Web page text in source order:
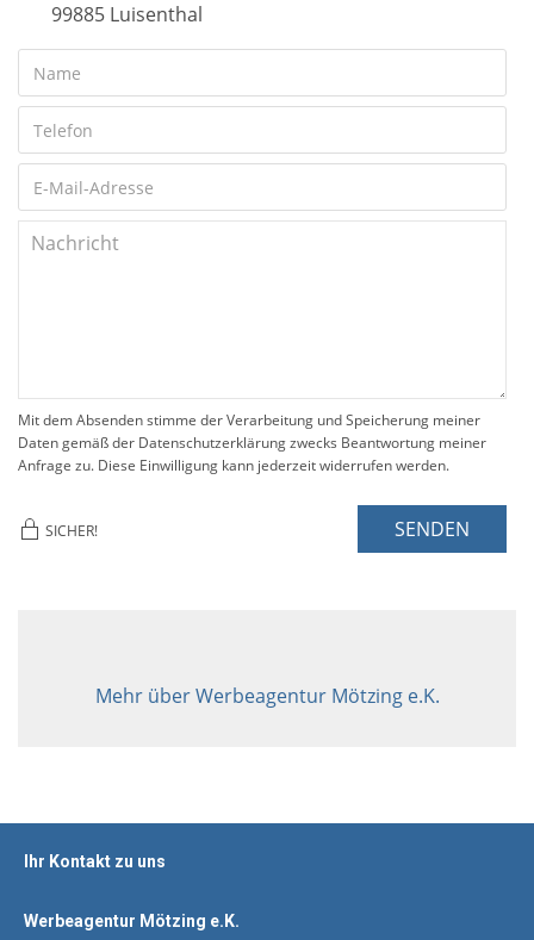
99885 Luisenthal
Mit dem Absenden stimme der Verarbeitung und Speicherung meiner
Daten gemäß der Datenschutzerklärung zwecks Beantwortung meiner
Anfrage zu. Diese Einwilligung kann jederzeit widerrufen werden.
SICHER! SENDEN
Mehr über Werbeagentur Mötzing e.K.
Ihr Kontakt zu uns
Werbeagentur Mötzing e.K.